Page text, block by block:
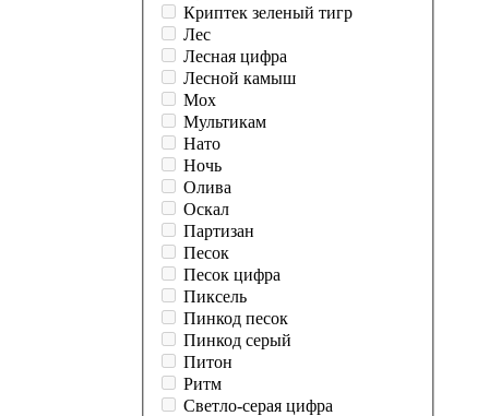
Криптек зеленый тигр
Лес
Лесная цифра
Лесной камыш
Мох
Мультикам
Нато
Ночь
Олива
Оскал
Партизан
Песок
Песок цифра
Пиксель
Пинкод песок
Пинкод серый
Питон
Ритм
Светло-серая цифра